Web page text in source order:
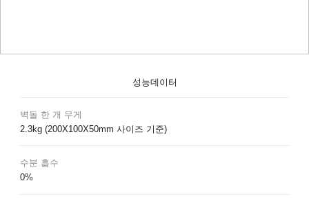
성능데이터
벽돌 한 개 무게
2.3kg (200X100X50mm 사이즈 기준)
수분 흡수
0%